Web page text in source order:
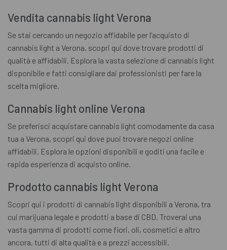
Vendita cannabis light Verona
Se stai cercando un negozio affidabile per l’acquisto di
cannabis light a Verona, scopri qui dove trovare prodotti di
qualità e affidabili. Esplora la vasta selezione di cannabis light
disponibile e fatti consigliare dai professionisti per fare la
scelta migliore.
Cannabis light online Verona
Se preferisci acquistare cannabis light comodamente da casa
tua a Verona, scopri qui dove puoi trovare negozi online
affidabili. Esplora le opzioni disponibili e goditi una facile e
rapida esperienza di acquisto online.
Prodotto cannabis light Verona
Scopri qui i prodotti di cannabis light disponibili a Verona, tra
cui marijuana legale e prodotti a base di CBD. Troverai una
vasta gamma di prodotti come fiori, oli, cosmetici e altro
ancora, tutti di alta qualità e a prezzi accessibili.